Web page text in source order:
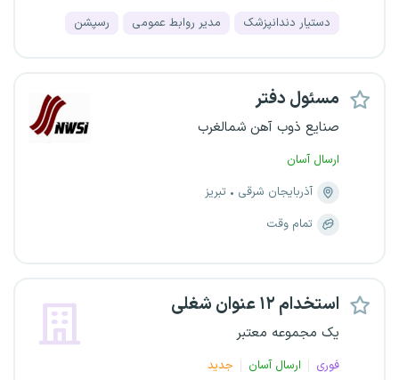
دستیار دندانپزشک مدیر روابط عمومی رسپشن
مسئول دفتر
صنایع ذوب آهن شمالغرب
ارسال آسان
آذربایجان شرقی
تبریز
تمام وقت
استخدام ۱۲ عنوان شغلی
یک مجموعه معتبر
فوری ارسال آسان
جدید